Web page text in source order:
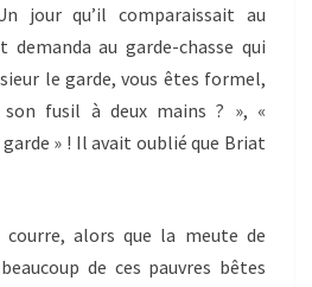
jour qu’il comparaissait au
au garde-chasse qui
le garde, vous êtes formel,
son fusil à deux mains ? », «
» ! Il avait oublié que Briat
courre, alors que la meute de
de ces pauvres bêtes